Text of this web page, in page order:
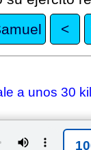
<
a unos 30